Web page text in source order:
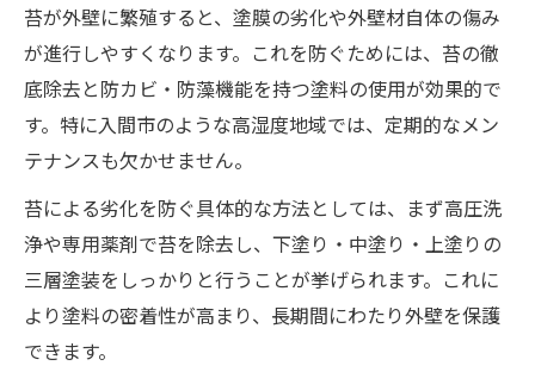
苔が外壁に繁殖すると、塗膜の劣化や外壁材自体の傷み
が進行しやすくなります。これを防ぐためには、苔の徹
底除去と防カビ・防藻機能を持つ塗料の使用が効果的で
す。特に入間市のような高湿度地域では、定期的なメン
テナンスも欠かせません。
苔による劣化を防ぐ具体的な方法としては、まず高圧洗
浄や専用薬剤で苔を除去し、下塗り・中塗り・上塗りの
三層塗装をしっかりと行うことが挙げられます。これに
より塗料の密着性が高まり、長期間にわたり外壁を保護
できます。